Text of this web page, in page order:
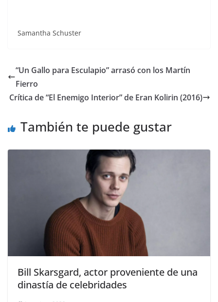
Samantha Schuster
“Un Gallo para Esculapio” arrasó con los Martín
Fierro
Crítica de “El Enemigo Interior” de Eran Kolirin (2016)
También te puede gustar
Bill Skarsgard, actor proveniente de una
dinastía de celebridades